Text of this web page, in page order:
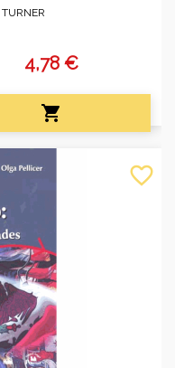
TURNER
4,78 €

favorite_border